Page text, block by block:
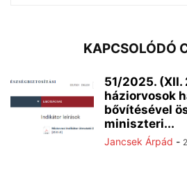
KAPCSOLÓDÓ
51/2025. (XII.
háziorvosok
bővítésével
miniszteri...
Jancsek Árpád -